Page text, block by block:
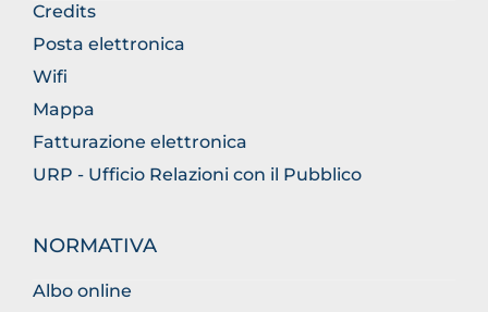
Credits
Posta elettronica
Wifi
Mappa
Fatturazione elettronica
URP - Ufficio Relazioni con il Pubblico
NORMATIVA
Albo online